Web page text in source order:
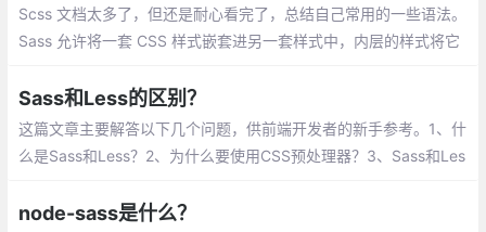
Scss 文档太多了，但还是耐心看完了，总结自己常用的一些语法。
Sass 允许将一套 CSS 样式嵌套进另一套样式中，内层的样式将它
Sass和Less的区别？
这篇文章主要解答以下几个问题，供前端开发者的新手参考。1、什
么是Sass和Less？2、为什么要使用CSS预处理器？3、Sass和Les
node-sass是什么？